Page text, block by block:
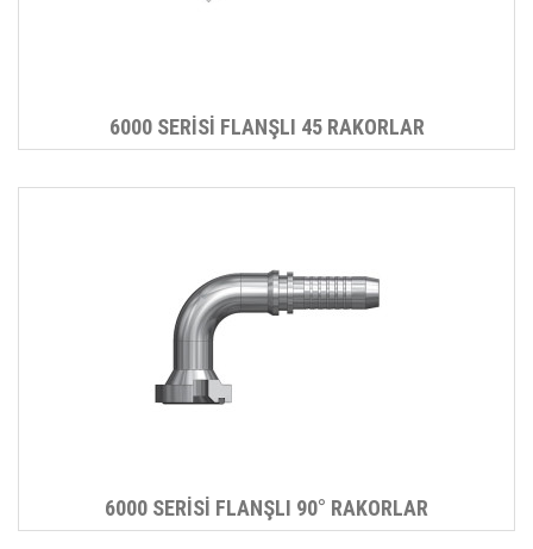
6000 SERİSİ FLANŞLI 45 RAKORLAR
6000 SERİSİ FLANŞLI 90° RAKORLAR